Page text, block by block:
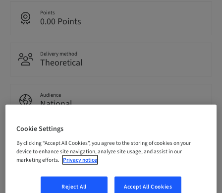
Points
0.00 Points
Delivery method
Theoretical
Audience
National
SMARTImplantology
Seats availability
0/12 available
Cookie Settings
By clicking “Accept All Cookies”, you agree to the storing of cookies on your
device to enhance site navigation, analyze site usage, and assist in our
marketing efforts. Privacy notice
Reject All Accept All Cookies